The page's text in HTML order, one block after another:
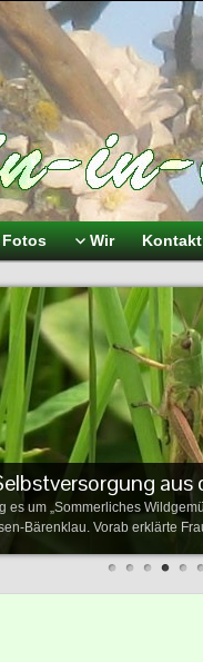
Fotos Wir Kontakt
um „Sommerliches
Bärenklau. Vorab erklärte